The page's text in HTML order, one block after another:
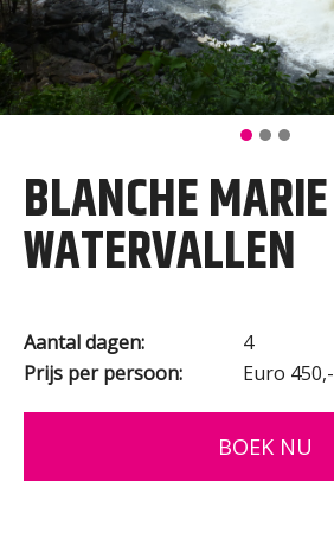
BLANCHE MARIE
WATERVALLEN
Aantal dagen:
4
Prijs per persoon:
Euro 450,-
BOEK NU